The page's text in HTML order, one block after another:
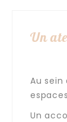
Un
Au
Un